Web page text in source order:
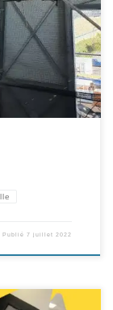
dernières
frayeurs et
Publié7 juillet 2022